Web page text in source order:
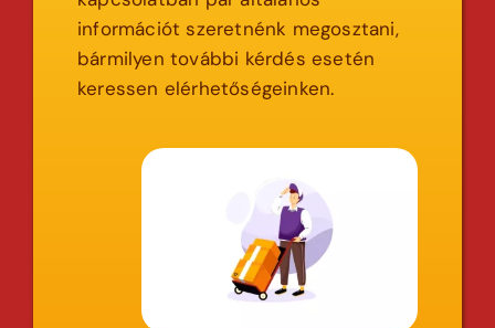
információt szeretnénk megosztani,
bármilyen további kérdés esetén
keressen elérhetőségeinken.